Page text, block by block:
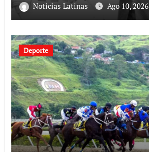
Noticias Latinas Ago 10, 2026
Deporte